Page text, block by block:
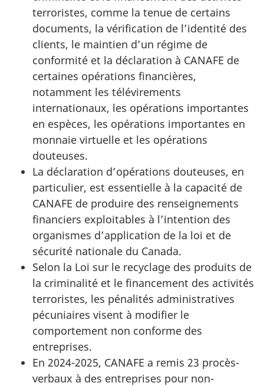
terroristes, comme la tenue de certains
documents, la vérification de l’identité des
clients, le maintien d’un régime de
conformité et la déclaration à CANAFE de
certaines opérations financières,
notamment les télévirements
internationaux, les opérations importantes
en espèces, les opérations importantes en
monnaie virtuelle et les opérations
douteuses.
La déclaration d’opérations douteuses, en
particulier, est essentielle à la capacité de
CANAFE de produire des renseignements
financiers exploitables à l’intention des
organismes d’application de la loi et de
sécurité nationale du Canada.
Selon la Loi sur le recyclage des produits de
la criminalité et le financement des activités
terroristes, les pénalités administratives
pécuniaires visent à modifier le
comportement non conforme des
entreprises.
En 2024-2025, CANAFE a remis 23 procès-
verbaux à des entreprises pour non-